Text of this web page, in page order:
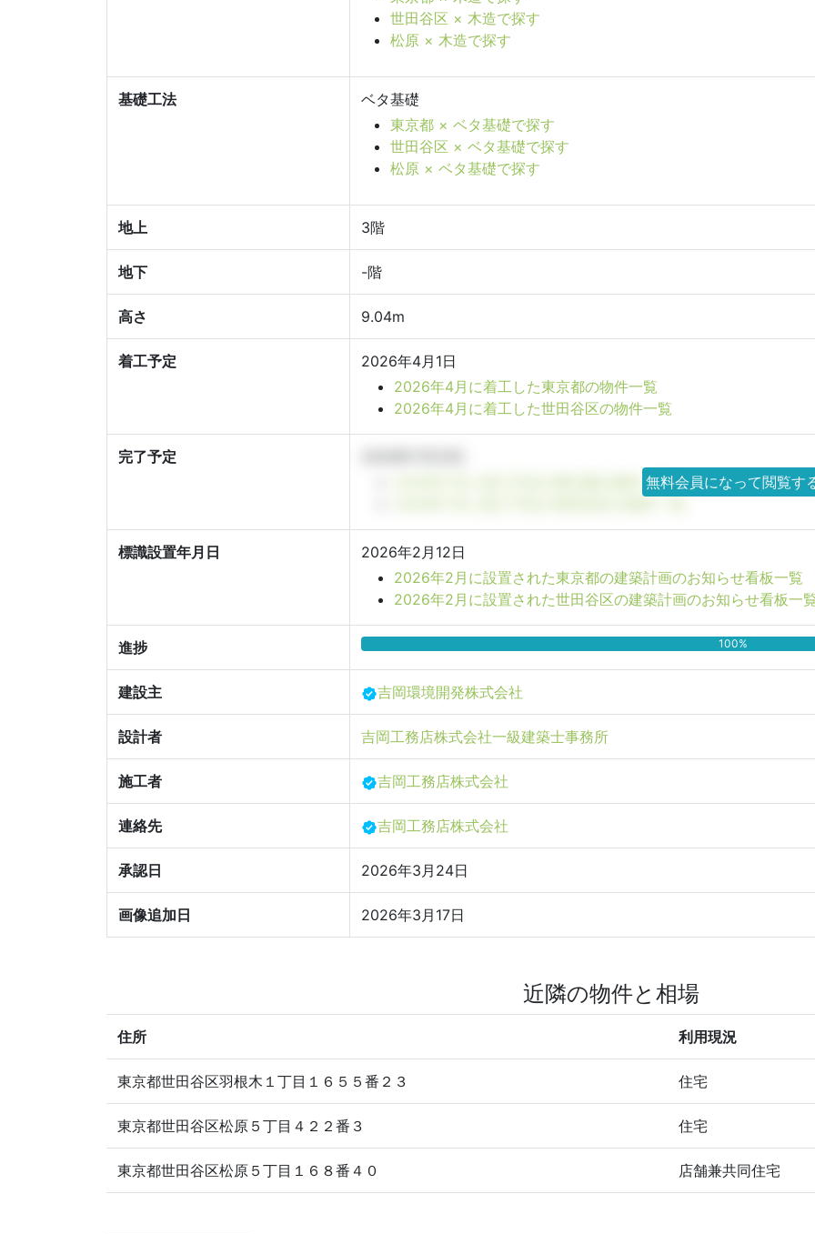
世田谷区 × 木造で探す
松原 × 木造で探す
基礎工法
ベタ基礎
東京都 × ベタ基礎で探す
世田谷区 × ベタ基礎で探す
松原 × ベタ基礎で探す
地上 3階
地下 -階
高さ 9.04m
着工予定
2026年4月1日
2026年4月に着工した東京都の物件一覧
2026年4月に着工した世田谷区の物件一覧
完了予定
2026年7月に竣工予定の東京都の物件一覧無料会員になって閲覧す
標識設置年月日
2026年2月12日
2026年2月に設置された東京都の建築計画のお知らせ看板一覧
2026年2月に設置された世田谷区の建築計画のお知らせ看板一
進捗 100%
建設主 吉岡環境開発株式会社
設計者 吉岡工務店株式会社一級建築士事務所
施工者 吉岡工務店株式会社
連絡先 吉岡工務店株式会社
承認日 2026年3月24日
画像追加日 2026年3月17日
近隣の物件と相場
住所 利用現況
東京都世田谷区羽根木１丁目１６５５番２３ 住宅
東京都世田谷区松原５丁目４２２番３ 住宅
東京都世田谷区松原５丁目１６８番４０ 店舗兼共同住宅